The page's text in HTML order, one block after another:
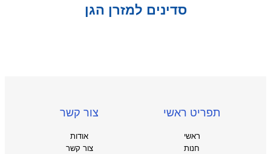
סדינים למזרן הגן
תפריט ראשי
ראשי
חנות
צור קשר
אודות
צור קשר